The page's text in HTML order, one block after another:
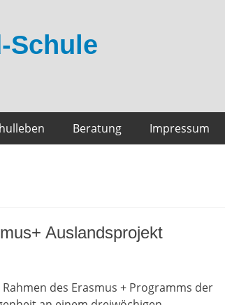
Schule
Beratung Impressum
Auslandsprojekt
des Erasmus + Programms der